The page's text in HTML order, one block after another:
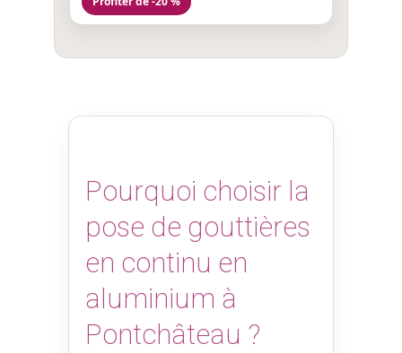
Pourquoi choisir la
pose de gouttières
en continu en
aluminium à
Pontchâteau ?